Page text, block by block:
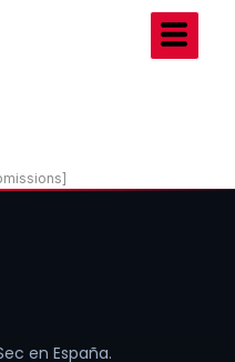
en España.